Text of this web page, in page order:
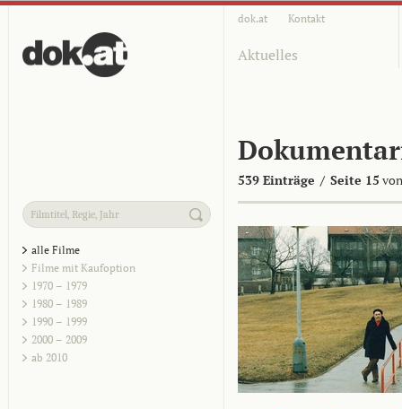
dok.at Kontakt
Aktuelles
539 Einträge / Seite 15
alle Filme
Filme mit Kaufoption
1970 – 1979
1980 – 1989
1990 – 1999
2000 – 2009
ab 2010